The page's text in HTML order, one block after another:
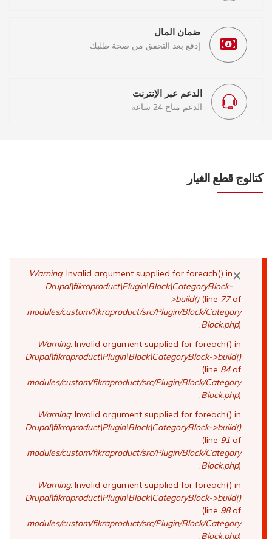
ضمان المال
إدفع بعد التحقق من صحة طلبك
الدعم عبر الإنترنت
الدعم متاح 24 ساعة
كتالوج قطع الغيار
رسالة
الخطأ
Warning: Invalid argument supplied for foreach() in
Drupal\fikraproduct\Plugin\Block\CategoryBlock-
>build()(line77of
modules/custom/fikraproduct/src/Plugin/Block/Category
Block.php
Warning: Invalid argument supplied for foreach() in
Drupal\fikraproduct\Plugin\Block\CategoryBlock->build()
(line84of
modules/custom/fikraproduct/src/Plugin/Block/Category
Block.php
Warning: Invalid argument supplied for foreach() in
Drupal\fikraproduct\Plugin\Block\CategoryBlock->build()
(line91of
modules/custom/fikraproduct/src/Plugin/Block/Category
Block.php
Warning: Invalid argument supplied for foreach() in
Drupal\fikraproduct\Plugin\Block\CategoryBlock->build()
(line98of
modules/custom/fikraproduct/src/Plugin/Block/Category
Block.php